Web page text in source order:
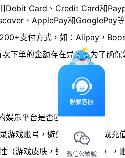
Debit Card、Credit Card和
、ApplePay和GooglePay
支付方式，如：Alipay，
下单的金额存在异常，为了确
娱乐平台是否匹配；
游戏账号，避免由于顶号造成充
（游戏皮肤，道具，会员等）
聯繫客服
微信公眾號